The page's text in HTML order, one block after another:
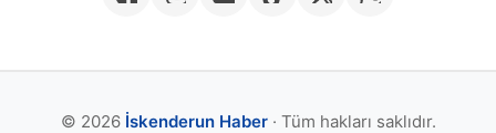
© 2026 İskenderun Haber· Tüm hakları saklıdır.